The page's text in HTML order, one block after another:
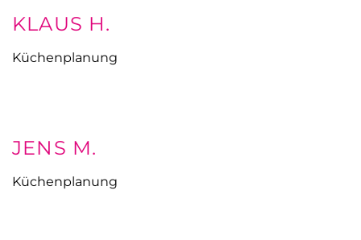
KLAUS H.
Küchenplanung
JENS M.
Küchenplanung